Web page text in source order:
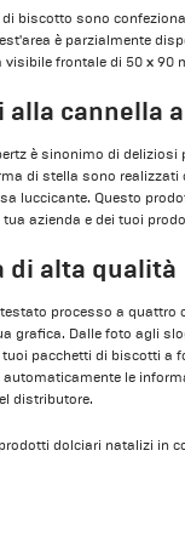
di biscotto sono
è parzialmente
visibile frontale di 50 x 90
alla cannella
è sinonimo di
di stella sono
luccicante. Questo
azienda e dei tuoi
di alta qualità
processo a quattro
grafica. Dalle foto agli
pacchetti di biscotti a
le
distributore.
dolciari natalizi in